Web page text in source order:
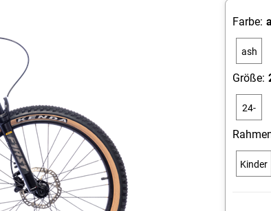
Farbe:
ash
Größe:
24-
Kinder